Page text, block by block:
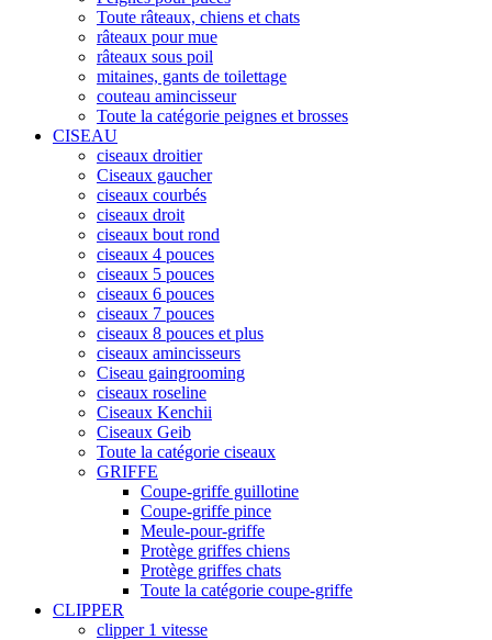
Toute râteaux, chiens et chats
râteaux pour mue
râteaux sous poil
mitaines, gants de toilettage
couteau amincisseur
Toute la catégorie peignes et brosses
CISEAU
ciseaux droitier
Ciseaux gaucher
ciseaux courbés
ciseaux droit
ciseaux bout rond
ciseaux 4 pouces
ciseaux 5 pouces
ciseaux 6 pouces
ciseaux 7 pouces
ciseaux 8 pouces et plus
ciseaux amincisseurs
Ciseau gaingrooming
ciseaux roseline
Ciseaux Kenchii
Ciseaux Geib
Toute la catégorie ciseaux
GRIFFE
Coupe-griffe guillotine
Coupe-griffe pince
Meule-pour-griffe
Protège griffes chiens
Protège griffes chats
Toute la catégorie coupe-griffe
CLIPPER
clipper 1 vitesse